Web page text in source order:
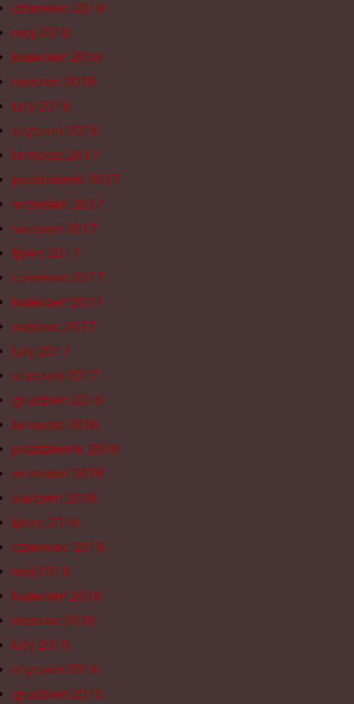
czerwiec 2018
maj 2018
kwiecień 2018
marzec 2018
luty 2018
styczeń 2018
listopad 2017
październik 2017
wrzesień 2017
sierpień 2017
lipiec 2017
czerwiec 2017
kwiecień 2017
marzec 2017
luty 2017
styczeń 2017
grudzień 2016
listopad 2016
październik 2016
wrzesień 2016
sierpień 2016
lipiec 2016
czerwiec 2016
maj 2016
kwiecień 2016
marzec 2016
luty 2016
styczeń 2016
grudzień 2015